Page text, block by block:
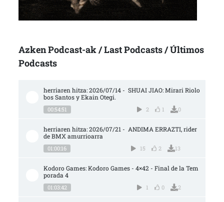
Azken Podcast-ak / Last Podcasts / Últimos
Podcasts
herriaren hitza: 2026/07/14 -  SHUAI JIAO: Mirari Riolo
bos Santos y Ekain Otegi.
00:54:51 2 1 0
herriaren hitza: 2026/07/21 -  ANDIMA ERRAZTI, rider
de BMX amurrioarra
01:00:16 15 2 13
Kodoro Games: Kodoro Games - 4×42 - Final de la Tem
porada 4
01:03:42 1 0 2